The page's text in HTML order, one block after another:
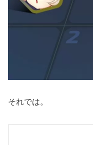
それでは。